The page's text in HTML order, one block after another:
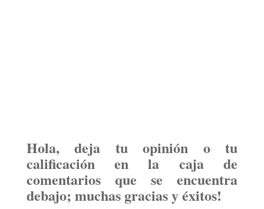
Hola, deja tu opinión o tu
calificación en la caja de
comentarios que se encuentra
debajo; muchas gracias y éxitos!